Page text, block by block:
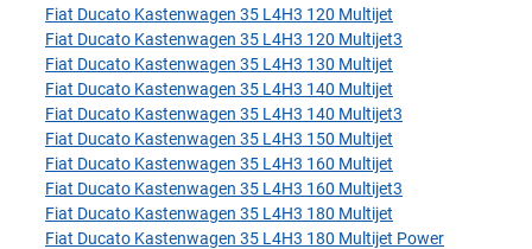
Fiat Ducato Kastenwagen 35 L4H3 120 Multijet
Fiat Ducato Kastenwagen 35 L4H3 120 Multijet3
Fiat Ducato Kastenwagen 35 L4H3 130 Multijet
Fiat Ducato Kastenwagen 35 L4H3 140 Multijet
Fiat Ducato Kastenwagen 35 L4H3 140 Multijet3
Fiat Ducato Kastenwagen 35 L4H3 150 Multijet
Fiat Ducato Kastenwagen 35 L4H3 160 Multijet
Fiat Ducato Kastenwagen 35 L4H3 160 Multijet3
Fiat Ducato Kastenwagen 35 L4H3 180 Multijet
Fiat Ducato Kastenwagen 35 L4H3 180 Multijet Power